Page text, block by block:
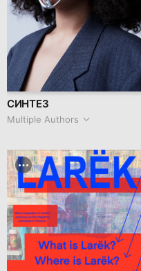
СИНТЕЗ
Multiple Authors